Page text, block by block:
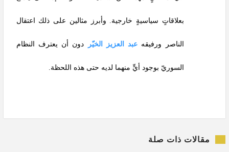
بعلاقاتٍ سياسيةٍ خارجية. وأبرز مثالين على ذلك اعتقال
الناصر ورفيقه عبد العزيز الخيّر دون أن يعترف النظام
السوريّ بوجود أيٍّ منهما لديه حتى هذه اللحظة.
مقالات ذات صلة